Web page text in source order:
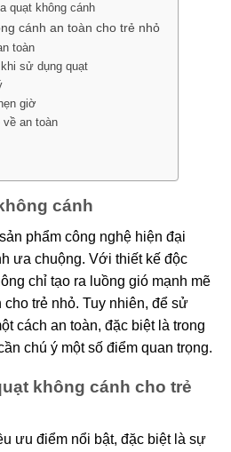
quạt không cánh
cánh an toàn cho trẻ nhỏ
toàn
sử dụng quạt
giờ
an toàn
cánh
phẩm công nghệ hiện đại
ưa chuộng. Với thiết kế độc
chỉ tạo ra luồng gió mạnh mẽ
cho trẻ nhỏ. Tuy nhiên, để sử
cách an toàn, đặc biệt là trong
chú ý một số điểm quan trọng.
không cánh cho trẻ
ưu điểm nổi bật, đặc biệt là sự